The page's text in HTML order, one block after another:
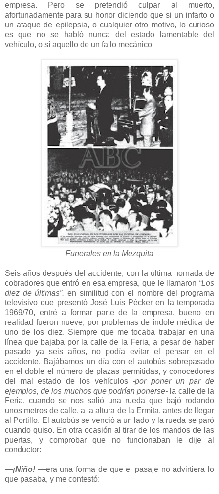
empresa. Pero se pretendió culpar al muerto,
afortunadamente para su honor diciendo que si un infarto o
un ataque de epilepsia, o cualquier otro motivo, lo curioso
es que no se habló nunca del estado lamentable del
vehículo, o sí aquello de un fallo mecánico.
Funerales en la Mezquita
Seis años después del accidente, con la última hornada de
cobradores que entró en esa empresa, que le llamaron “Los
diez de últimas”, en similitud con el nombre del programa
televisivo que presentó José Luis Pécker en la temporada
1969/70, entré a formar parte de la empresa, bueno en
realidad fueron nueve, por problemas de índole médica de
uno de los diez. Siempre que me tocaba trabajar en una
línea que bajaba por la calle de la Feria, a pesar de haber
pasado ya seis años, no podía evitar el pensar en el
accidente. Bajábamos un día con el autobús sobrepasado
en el doble el número de plazas permitidas, y conocedores
del mal estado de los vehículos -por poner un par de
ejemplos, de los muchos que podrían ponerse- la calle de la
Feria, cuando se nos salió una rueda que bajó rodando
unos metros de calle, a la altura de la Ermita, antes de llegar
al Portillo. El autobús se venció a un lado y la rueda se paró
cuando quiso. En otra ocasión al tirar de los mandos de las
puertas, y comprobar que no funcionaban le dije al
conductor:
—¡Niño! —era una forma de que el pasaje no advirtiera lo
que pasaba, y me contestó: